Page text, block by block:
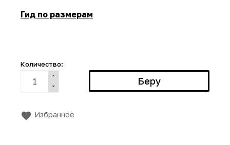
Гид по размерам
Количество:
Избранное